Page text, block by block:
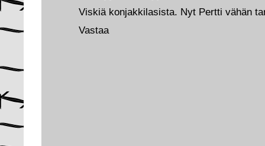
Viskiä konjakkilasista. Nyt Pertti vähän
Vastaa